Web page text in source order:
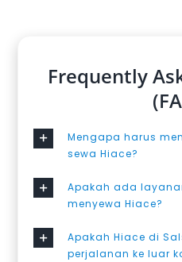
Frequently
Mengapa harus
sewa Hiace?
Apakah ada
menyewa Hiace?
Apakah Hiace di
perjalanan ke luar